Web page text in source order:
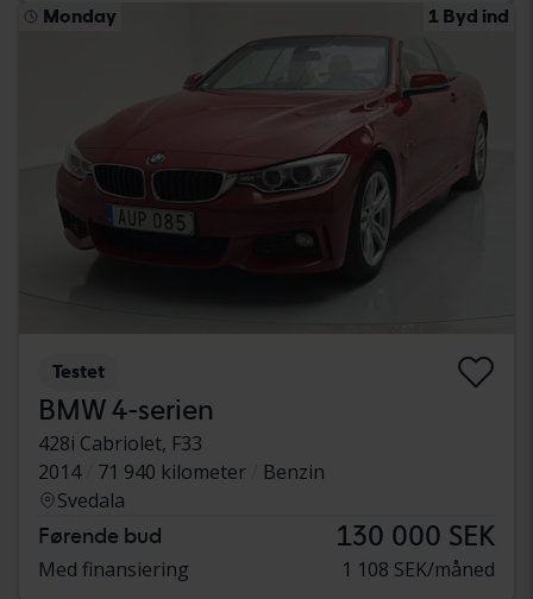
Monday 1 Byd ind
Testet
BMW 4-serien
428i Cabriolet, F33
2014
71 940 kilometer
Benzin
Svedala
Førende bud 130 000 SEK
Med finansiering 1 108 SEK/måned